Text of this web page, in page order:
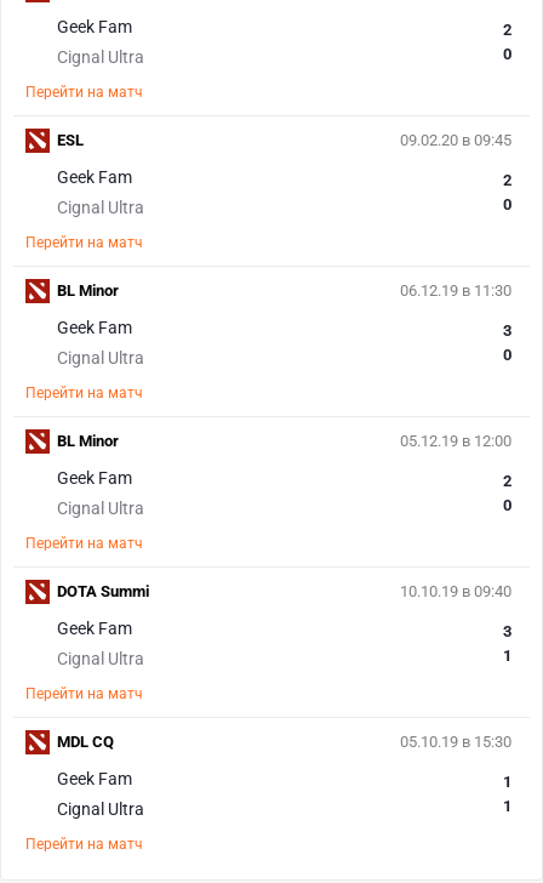
Geek Fam
Cignal Ultra
2
0
Перейти на матч
09.02.20 в 09:45
Geek Fam
Cignal Ultra
2
0
Перейти на матч
ESL
06.12.19 в 11:30
Geek Fam
Cignal Ultra
3
0
Перейти на матч
BL Minor
05.12.19 в 12:00
Geek Fam
Cignal Ultra
2
0
Перейти на матч
BL Minor
10.10.19 в 09:40
Geek Fam
Cignal Ultra
3
1
Перейти на матч
DOTA Summi
05.10.19 в 15:30
Geek Fam
Cignal Ultra
1
1
Перейти на матч
MDL CQ